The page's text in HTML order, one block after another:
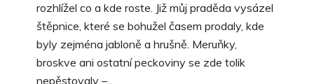
rozhlížel co a kde roste. Již můj praděda vysázel
štěpnice, které se bohužel časem prodaly, kde
byly zejména jabloně a hrušně. Meruňky,
broskve ani ostatní peckoviny se zde tolik
nepěstovaly –...